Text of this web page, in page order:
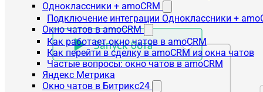
Одноклассники + amoCRM
Подключение интеграции Одноклассники +
Окно чатов в amoCRM
Как работает окно чатов в amoCRM
Как перейти в сделку в amoCRM из окна чатов
Частые вопросы: окно чатов в amoCRM
Яндекс Метрика
Окно чатов в Битрикс24